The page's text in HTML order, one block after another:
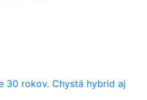
30 rokov. Chystá hybrid aj